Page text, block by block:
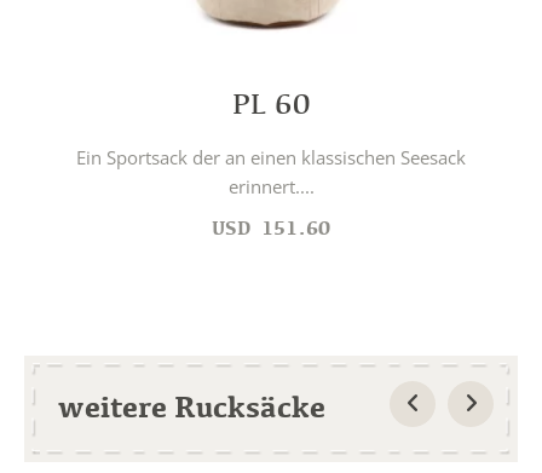
PL 60
Ein Sportsack der an einen klassischen Seesack
erinnert....
USD 151.60
weitere Rucksäcke